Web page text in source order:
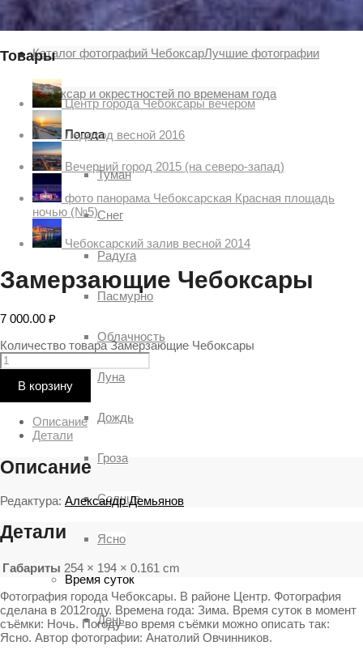
Фото Чебоксар, Новочебоксарска и окрестностей
Каталог фотографий ЧебоксарЛучшие фотографии
Чебоксар и окрестностей по временам года
Погода
Туман
Снег
Радуга
Пасмурно
Облачность
Луна
Дождь
Гроза
Солнце
Ясно
Время суток
День
Товары
Центр города Чебоксары вечером
Ледоход весной 2016
Вечерний город 2015 (на северо-запад)
фото панорама Чебоксарская Красная площадь
ночью (№5)
Чебоксарский залив весной 2014
Замерзающие Чебоксары
7 000.00 ₽
Количество товара Замерзающие Чебоксары
В корзину
Описание
Детали
Описание
Редактура: Александр Демьянов
Детали
Габариты 254 × 194 × 0.161 cm
Фотография города Чебоксары. В районе Центр. Фотография
сделана в 2012году. Времена года: Зима. Время суток в момент
съёмки: Ночь. Погоду во время съёмки можно описать так:
Ясно. Автор фотографии: Анатолий Овчинников.